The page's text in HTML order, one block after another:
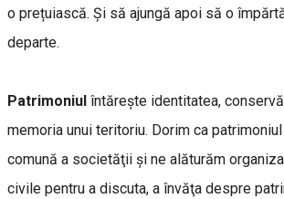
o prețuiască. Și să ajungă apoi să o
departe.
Patrimoniul întăreşte identitatea,
memoria unui teritoriu. Dorim ca
comună a societăţii şi ne alăturăm
civile pentru a discuta, a învăţa despre